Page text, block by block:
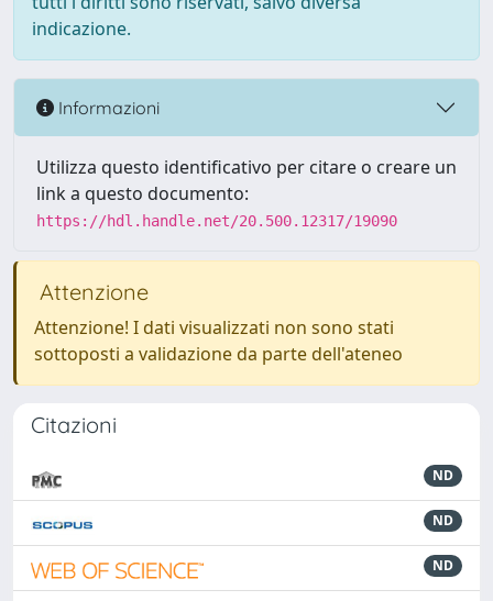
indicazione.
Informazioni
Utilizza questo identificativo per citare o creare un
link a questo documento:
https://hdl.handle.net/20.500.12317/19090
Attenzione
Attenzione! I dati visualizzati non sono stati
sottoposti a validazione da parte dell'ateneo
Citazioni
ND
ND
ND